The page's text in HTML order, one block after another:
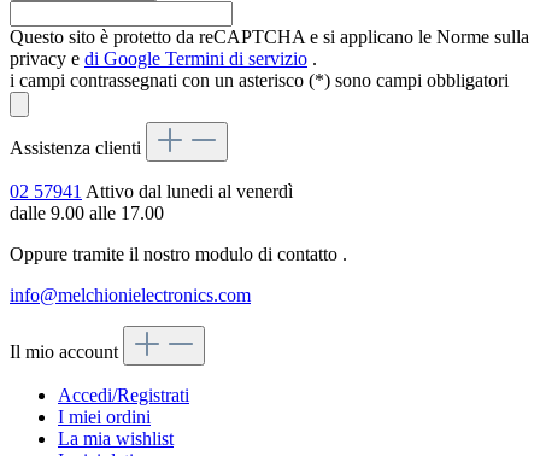
Questo sito è protetto da reCAPTCHA e si applicano le Norme sulla
privacy e di Google Termini di servizio .
i campi contrassegnati con un asterisco (*) sono campi obbligatori
Assistenza clienti
02 57941 Attivo dal lunedi al venerdì
dalle 9.00 alle 17.00
Oppure tramite il nostro modulo di contatto .
info@melchionielectronics.com
Il mio account
Accedi/Registrati
I miei ordini
La mia wishlist